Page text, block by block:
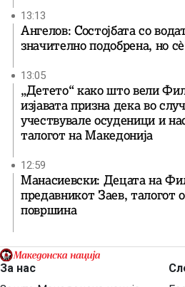
13:13
Ангелов: Состојбата со
значително подобрена, но
13:05
„Детето“ како што вели
изјавата призна дека во
учествувале осуденици и
талогот на Македонија
12:59
Манасиевски: Децата на
предавникот Заев, талогот
површина
За нас